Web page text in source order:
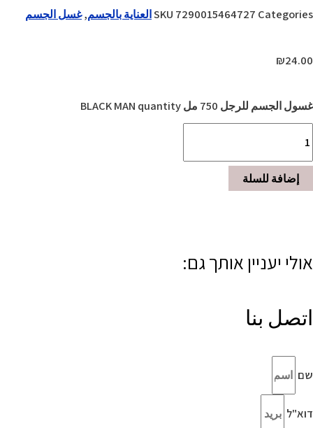
SKU 7290015464727 Categories العناية بالجسم,غسل الجسم
₪24.00
غسول الجسم للرجل 750 مل BLACK MAN quantity
إضافة للسلة
אולי יעניין אותך גם:
اتصل بنا
שם
דוא"ל